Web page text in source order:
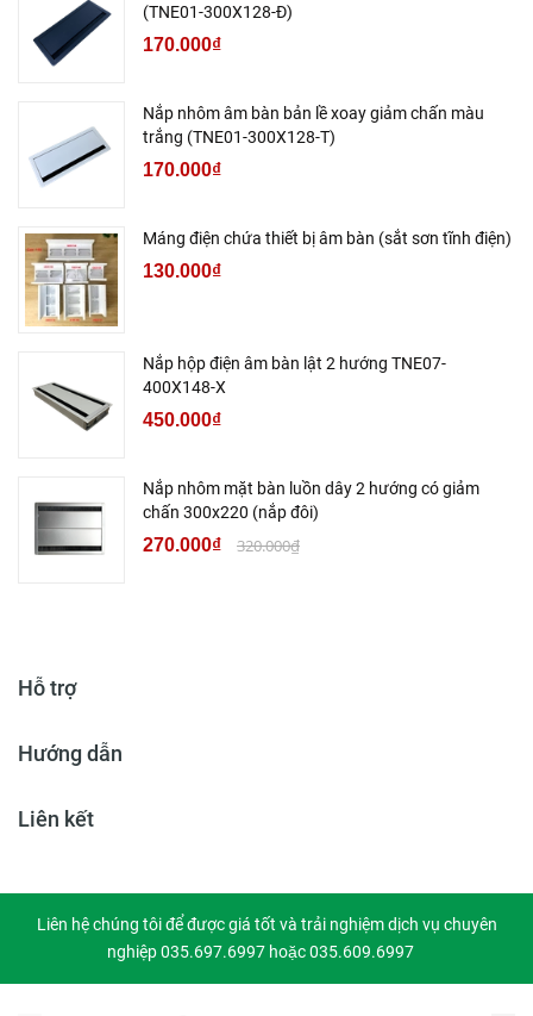
(TNE01-300X128-Đ)
170.000₫
Nắp nhôm âm bàn bản lề xoay giảm chấn màu
trắng (TNE01-300X128-T)
170.000₫
Máng điện chứa thiết bị âm bàn (sắt sơn tĩnh điện)
130.000₫
Nắp hộp điện âm bàn lật 2 hướng TNE07-
400X148-X
450.000₫
Nắp nhôm mặt bàn luồn dây 2 hướng có giảm
chấn 300x220 (nắp đôi)
270.000₫ 320.000₫
Hỗ trợ
Hướng dẫn
Liên kết
Liên hệ chúng tôi để được giá tốt và trải nghiệm dịch vụ chuyên
nghiệp 035.697.6997 hoặc 035.609.6997